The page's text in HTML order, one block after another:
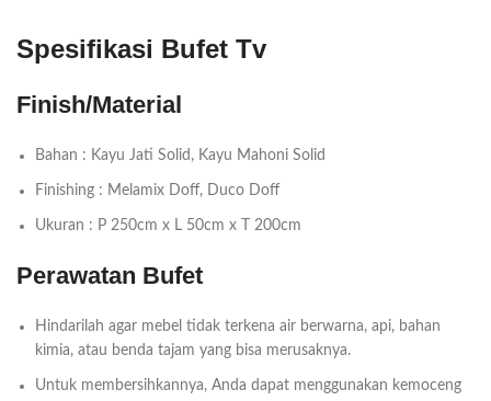
Spesifikasi Bufet Tv
Finish/Material
Bahan : Kayu Jati Solid, Kayu Mahoni Solid
Finishing : Melamix Doff, Duco Doff
Ukuran : P 250cm x L 50cm x T 200cm
Perawatan Bufet
Hindarilah agar mebel tidak terkena air berwarna, api, bahan
kimia, atau benda tajam yang bisa merusaknya.
Untuk membersihkannya, Anda dapat menggunakan kemoceng